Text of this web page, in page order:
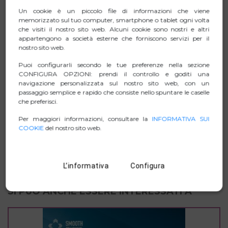
Le sue dimensioni medie sono perfette sia per desktop
che per notebook
SCHEDA TECNICA
ZIP IMMAGINI
MANUAL
SI PUÒ ANCHE ESSERE INTERESSATI A
Un cookie è un piccolo file di informazioni che viene
memorizzato sul tuo computer, smartphone o tablet ogni volta
che visiti il nostro sito web. Alcuni cookie sono nostri e altri
appartengono a società esterne che forniscono servizi per il
nostro sito web.
Puoi configurarli secondo le tue preferenze nella sezione
CONFIGURA OPZIONI: prendi il controllo e goditi una
navigazione personalizzata sul nostro sito web, con un
passaggio semplice e rapido che consiste nello spuntare le caselle
che preferisci.
Per maggiori informazioni, consultare la INFORMATIVA SUI
COOKIEdel nostro sito web.
L’informativa Configura